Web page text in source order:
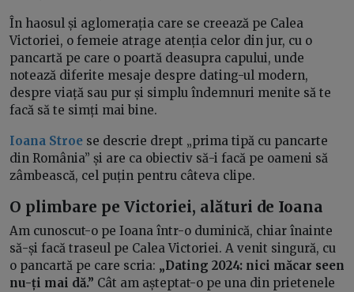
În haosul și aglomerația care se creează pe Calea
Victoriei, o femeie atrage atenția celor din jur, cu o
pancartă pe care o poartă deasupra capului, unde
notează diferite mesaje despre dating-ul modern,
despre viață sau pur și simplu îndemnuri menite să te
facă să te simți mai bine.
Ioana Stroe se descrie drept „prima tipă cu pancarte
din România” și are ca obiectiv să-i facă pe oameni să
zâmbească, cel puțin pentru câteva clipe.
O plimbare pe Victoriei, alături de Ioana
Am cunoscut-o pe Ioana într-o duminică, chiar înainte
să-și facă traseul pe Calea Victoriei. A venit singură, cu
o pancartă pe care scria: „Dating 2024: nici măcar seen
nu-ți mai dă.” Cât am așteptat-o pe una din prietenele